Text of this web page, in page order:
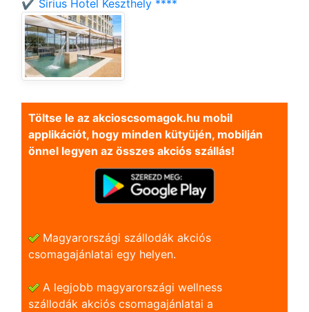
✔️ Sirius Hotel Keszthely ****
Töltse le az akcioscsomagok.hu mobil
applikációt, hogy minden kütyüjén, mobilján
önnel legyen az összes akciós szállás!
Magyarországi szállodák akciós
csomagajánlatai egy helyen.
A legjobb magyarországi wellness
szállodák akciós csomagajánlatai a